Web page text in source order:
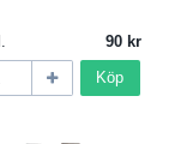
90
Köp